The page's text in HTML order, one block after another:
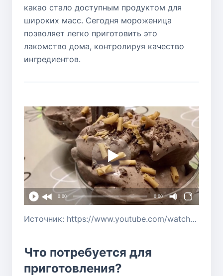
какао стало доступным продуктом для
широких масс. Сегодня мороженица
позволяет легко приготовить это
лакомство дома, контролируя качество
ингредиентов.
0:00 0:00
Источник: https://www.youtube.com/watch?v=-ZM0-4xa3a4
Что потребуется для
приготовления?